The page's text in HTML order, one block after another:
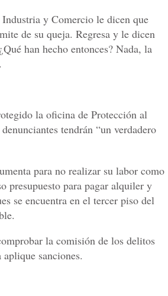
y Comercio le dicen que
de su queja. Regresa y le dicen
han hecho entonces? Nada, la
la oficina de Protección al
tendrán “un verdadero
para no realizar su labor como
presupuesto para pagar alquiler y
se encuentra en el tercer piso del
la comisión de los delitos
sanciones.